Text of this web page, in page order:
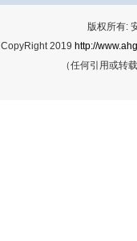
版权所有:
CopyRight 2019 http://
（任何引用或转